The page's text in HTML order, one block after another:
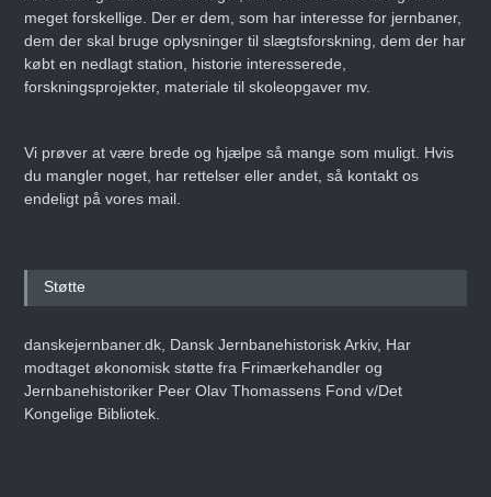
meget forskellige. Der er dem, som har interesse for jernbaner,
dem der skal bruge oplysninger til slægtsforskning, dem der har
købt en nedlagt station, historie interesserede,
forskningsprojekter, materiale til skoleopgaver mv.
Vi prøver at være brede og hjælpe så mange som muligt. Hvis
du mangler noget, har rettelser eller andet, så kontakt os
endeligt på vores mail.
Støtte
danskejernbaner.dk, Dansk Jernbanehistorisk Arkiv, Har
modtaget økonomisk støtte fra Frimærkehandler og
Jernbanehistoriker Peer Olav Thomassens Fond v/Det
Kongelige Bibliotek.